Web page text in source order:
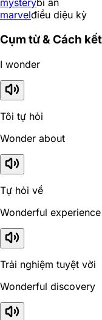
mysterybí ẩn
marvelđiều diệu kỳ
Cụm từ & Cách
I wonder
Tôi tự hỏi
Wonder about
Tự hỏi về
Wonderful experience
Trải nghiệm tuyệt vời
Wonderful discovery